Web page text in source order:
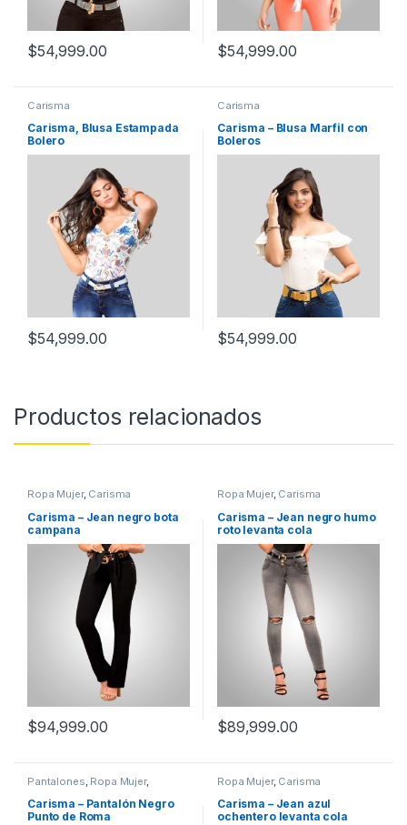
$54,999.00 $54,999.00
Carisma
Carisma, Blusa Estampada
Bolero
$54,999.00
Carisma
Carisma – Blusa Marfil con
Boleros
$54,999.00
Productos relacionados
Ropa Mujer, Carisma
Carisma – Jean negro bota
campana
$94,999.00
Ropa Mujer, Carisma
Carisma – Jean negro humo
roto levanta cola
$89,999.00
Pantalones, Ropa Mujer,
Carisma – Pantalón Negro
Punto de Roma
Ropa Mujer, Carisma
Carisma – Jean azul
ochentero levanta cola